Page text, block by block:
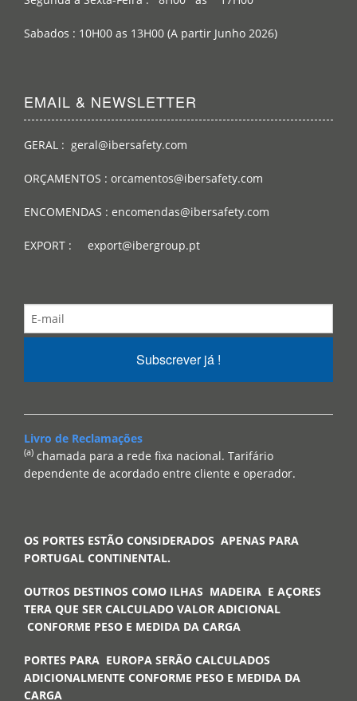
Sabados : 10H00 as 13H00 (A partir Junho 2026)
EMAIL & NEWSLETTER
GERAL : geral@ibersafety.com
ORÇAMENTOS : orcamentos@ibersafety.com
ENCOMENDAS : encomendas@ibersafety.com
EXPORT : export@ibergroup.pt
Subscrever já !
Livro de Reclamações
(a) chamada para a rede fixa nacional. Tarifário
dependente de acordado entre cliente e operador.
OS PORTES ESTÃO CONSIDERADOS APENAS PARA
PORTUGAL CONTINENTAL.
OUTROS DESTINOS COMO ILHAS MADEIRA E AÇORES
TERA QUE SER CALCULADO VALOR ADICIONAL
CONFORME PESO E MEDIDA DA CARGA
PORTES PARA EUROPA SERÃO CALCULADOS
ADICIONALMENTE CONFORME PESO E MEDIDA DA
CARGA